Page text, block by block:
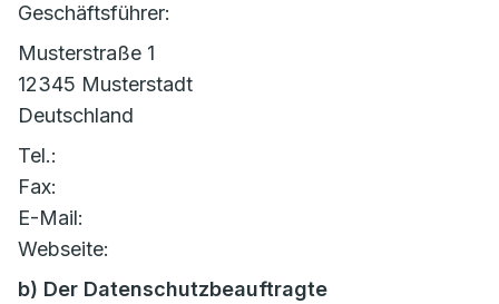
Geschäftsführer:
Musterstraße 1
12345 Musterstadt
Deutschland
Tel.:
Fax:
E-Mail:
Webseite:
b) Der Datenschutzbeauftragte